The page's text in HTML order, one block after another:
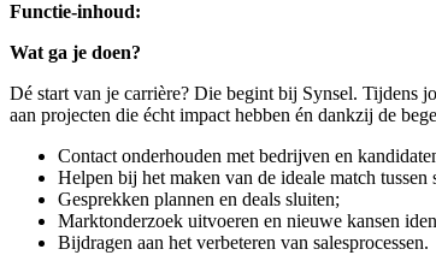
Functie-inhoud:
Wat ga je doen?
Dé start van je carrière? Die begint bij Synsel. Tijdens
aan projecten die écht impact hebben én dankzij de
Contact onderhouden met bedrijven en
Helpen bij het maken van de ideale match
Gesprekken plannen en deals sluiten;
Marktonderzoek uitvoeren en nieuwe kansen
Bijdragen aan het verbeteren van salesprocessen.